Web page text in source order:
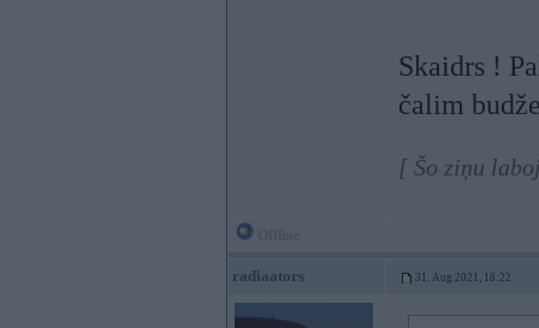
Skaidrs !
čalim
[ Šo ziņu
radiaators 31. Aug 2021, 18:22